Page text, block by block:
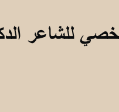
للشاعر